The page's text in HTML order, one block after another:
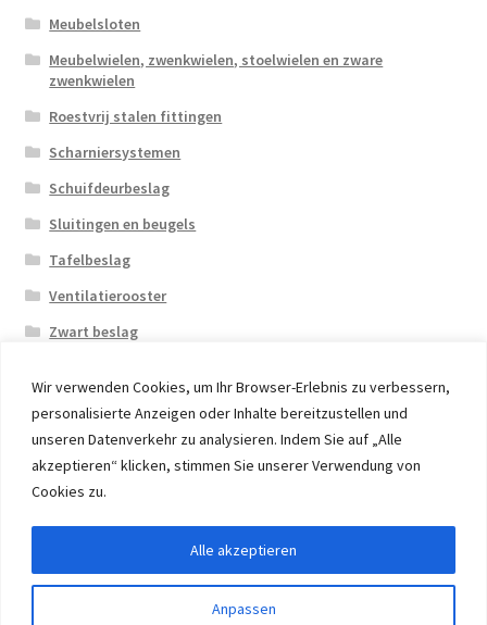
Wir verwenden Cookies, um Ihr Browser-Erlebnis zu verbessern,
personalisierte Anzeigen oder Inhalte bereitzustellen und
unseren Datenverkehr zu analysieren. Indem Sie auf „Alle
akzeptieren“ klicken, stimmen Sie unserer Verwendung von
Cookies zu.
Anpassen
Alle akzeptieren
Meubelsloten
Meubelwielen, zwenkwielen, stoelwielen en zware
zwenkwielen
Roestvrij stalen fittingen
Scharniersystemen
Schuifdeurbeslag
Sluitingen en beugels
Tafelbeslag
Ventilatierooster
Zwart beslag
© 2026 Eruon Trade UG, Germany, member of the ERUON